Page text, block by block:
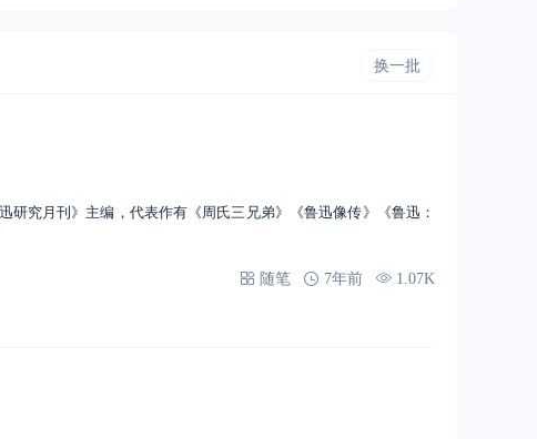
换一批
究月刊》主编，代表作有《周氏三兄弟》《鲁迅像传》《鲁迅：
随笔 7年前 1.07K